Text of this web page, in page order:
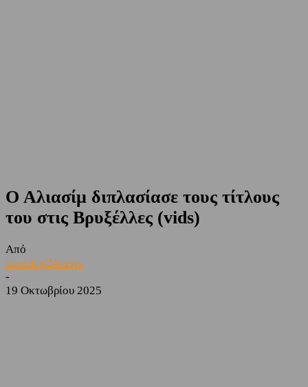
Ο Αλιασίμ διπλασίασε τους τίτλους
του στις Βρυξέλλες (vids)
Από
sporting24news
-
19 Οκτωβρίου 2025